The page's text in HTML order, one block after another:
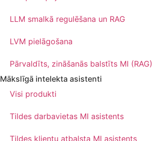
LLM smalkā regulēšana un RAG
LVM pielāgošana
Pārvaldīts, zināšanās balstīts MI (RAG)
Mākslīgā intelekta asistenti
Visi produkti
Tildes darbavietas MI asistents
Tildes klientu atbalsta MI asistents